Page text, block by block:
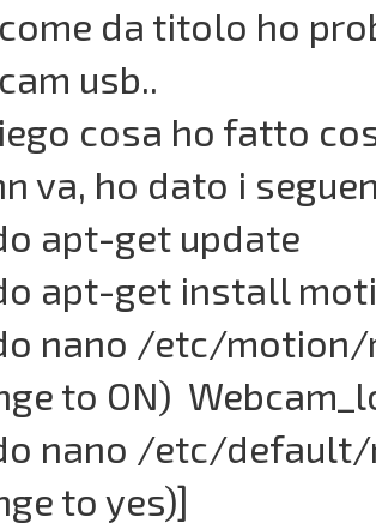
da titolo ho
usb..
cosa ho fatto
va, ho dato i
apt-get update
apt-get install
nano /etc/motion/
to ON)
nano /etc/
to yes)]